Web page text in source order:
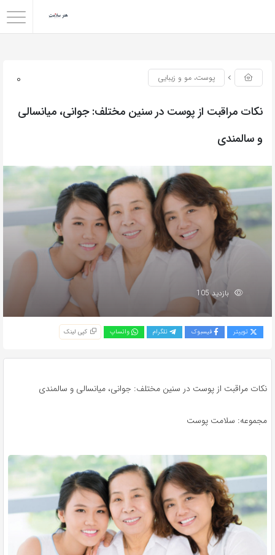
0 پوست، مو و زیبایی
نکات مراقبت از پوست در سنین مختلف: جوانی، میانسالی
و سالمندی
بازدید 105
توییتر فیسبوک تلگرام واتساپ کپی لینک
نکات مراقبت از پوست در سنین مختلف: جوانی، میانسالی و سالمندی
مجموعه: سلامت پوست